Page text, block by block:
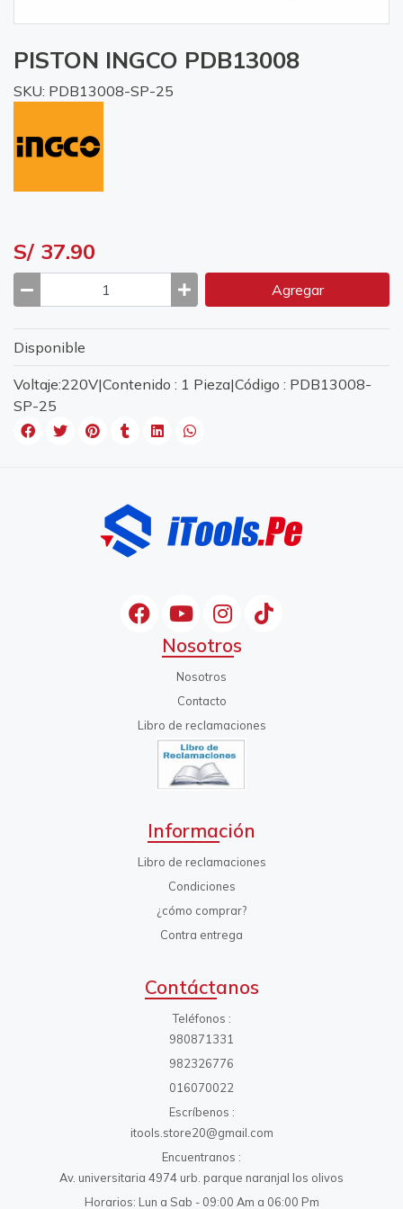
PISTON INGCO PDB13008
SKU: PDB13008-SP-25
S/ 37.90
Agregar
Disponible
Voltaje:220V|Contenido : 1 Pieza|Código : PDB13008-
SP-25
Nosotros
Nosotros
Contacto
Libro de reclamaciones
Información
Libro de reclamaciones
Condiciones
¿cómo comprar?
Contra entrega
Contáctanos
Teléfonos
980871331
982326776
016070022
Escríbenos
itools.store20@gmail.com
Encuentranos
Av. universitaria 4974 urb. parque naranjal los olivos
Horarios: Lun a Sab - 09:00 Am a 06:00 Pm